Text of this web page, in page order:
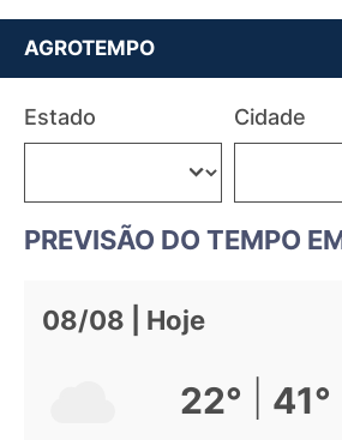
Conversor Colunistas Eventos
AGROTEMPO
Estado Cidade
PREVISÃO DO TEMPO
08/08 | Hoje
22° 41°